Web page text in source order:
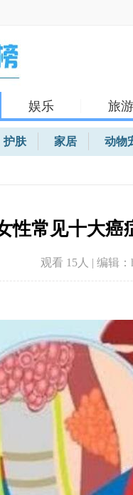
娱乐 旅游
护肤 家居 动物
性常见十大癌
观看 15 人 | 编辑